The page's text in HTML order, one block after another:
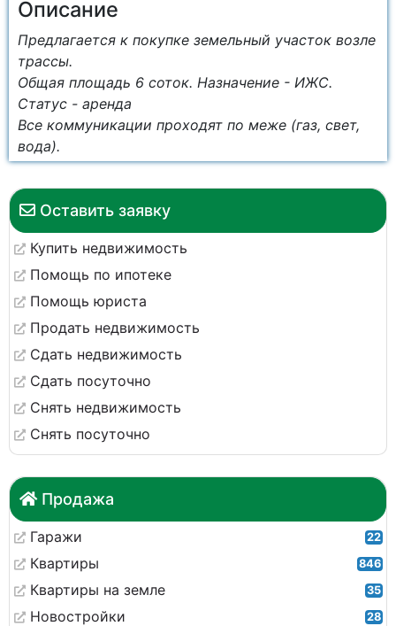
Оставить заявку
Купить недвижимость
Помощь по ипотеке
Помощь юриста
Продать недвижимость
Сдать недвижимость
Сдать посуточно
Снять недвижимость
Снять посуточно
Продажа
Гаражи 22
Квартиры 846
Квартиры на земле 35
Новостройки 28
Описание
Предлагается к покупке земельный участок возле
трассы.
Общая площадь 6 соток. Назначение - ИЖС.
Статус - аренда
Все коммуникации проходят по меже (газ, свет,
вода).